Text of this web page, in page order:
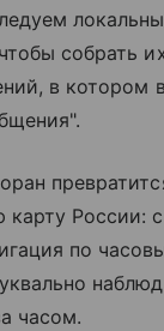
собрать
в котором
карту России:
по
часом.